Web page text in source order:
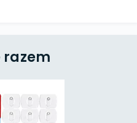
razem